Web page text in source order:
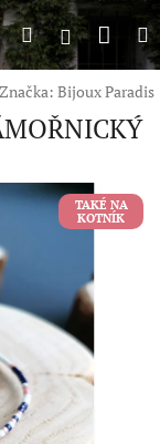
HledatPřihlášení
Značka: Bijoux Paradis
TAKÉ NA
KOTNÍK